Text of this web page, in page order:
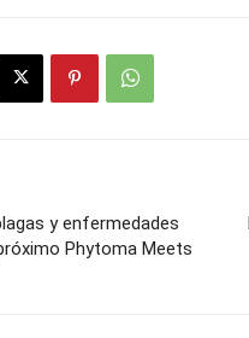
y enfermedades
Phytoma Meets